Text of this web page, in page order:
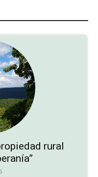
rural